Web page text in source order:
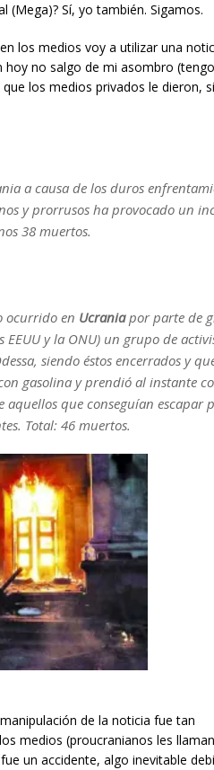
(Mega)? Sí, yo también. Sigamos.
los medios voy a utilizar una
no salgo de mi asombro
los medios privados le dieron,
a causa de los duros
y prorrusos ha provocado un
38 muertos.
ocurrido en Ucraniapor parte de
y la ONU) un grupo de
siendo éstos encerrados y
gasolina y prendió al instante
aquellos que conseguían escapar
Total: 46 muertos.
de la noticia fue tan
medios (proucranianos les
un accidente, algo inevitable